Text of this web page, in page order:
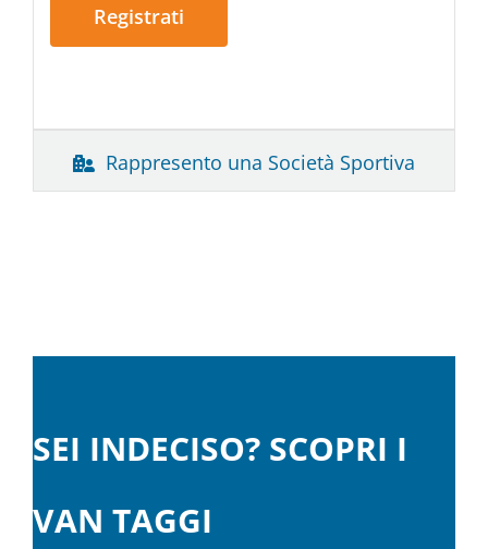
Registrati
Rappresento una Società Sportiva
SEI INDECISO? SCOPRI I
VAN TAGGI